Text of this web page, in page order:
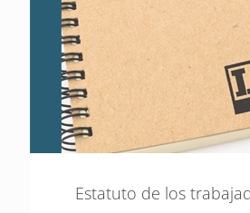
Estatuto de los